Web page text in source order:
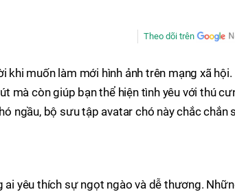
Theo dõi trên
khi muốn làm mới hình ảnh trên mạng xã hội.
mà còn giúp bạn thể hiện tình yêu với thú
ngầu, bộ sưu tập avatar chó này chắc chắn
yêu thích sự ngọt ngào và dễ thương.